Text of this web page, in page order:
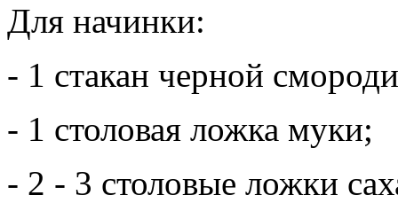
Для начинки:
- 1 стакан черной
- 1 столовая ложка муки;
- 2 - 3 столовые ложки